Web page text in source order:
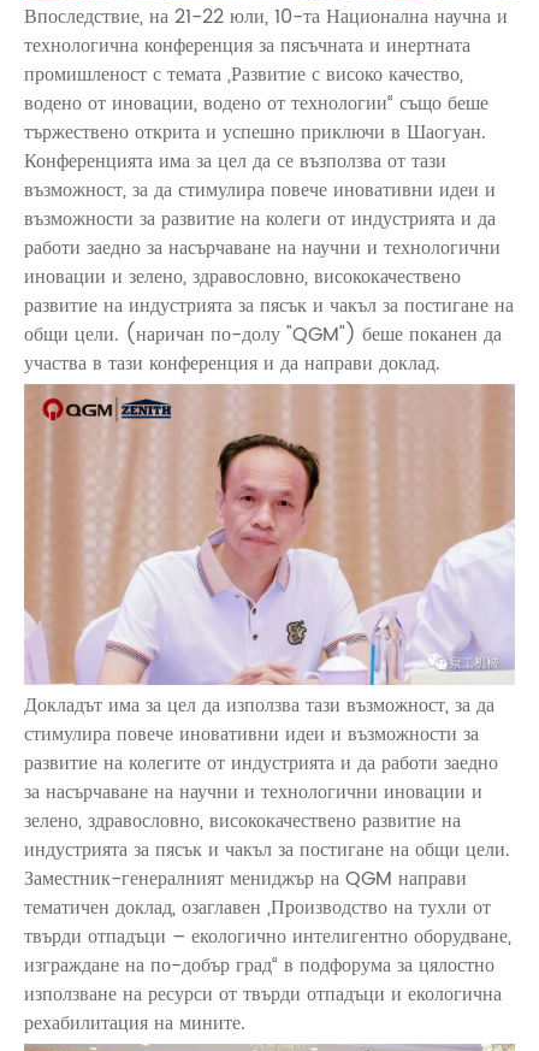
Впоследствие, на 21-22 юли, 10-та Национална научна и
технологична конференция за пясъчната и инертната
промишленост с темата „Развитие с високо качество,
водено от иновации, водено от технологии“ също беше
тържествено открита и успешно приключи в Шаогуан.
Конференцията има за цел да се възползва от тази
възможност, за да стимулира повече иновативни идеи и
възможности за развитие на колеги от индустрията и да
работи заедно за насърчаване на научни и технологични
иновации и зелено, здравословно, висококачествено
развитие на индустрията за пясък и чакъл за постигане на
общи цели. (наричан по-долу "QGM") беше поканен да
участва в тази конференция и да направи доклад.
Докладът има за цел да използва тази възможност, за да
стимулира повече иновативни идеи и възможности за
развитие на колегите от индустрията и да работи заедно
за насърчаване на научни и технологични иновации и
зелено, здравословно, висококачествено развитие на
индустрията за пясък и чакъл за постигане на общи цели.
Заместник-генералният мениджър на QGM направи
тематичен доклад, озаглавен „Производство на тухли от
твърди отпадъци – екологично интелигентно оборудване,
изграждане на по-добър град“ в подфорума за цялостно
използване на ресурси от твърди отпадъци и екологична
рехабилитация на мините.